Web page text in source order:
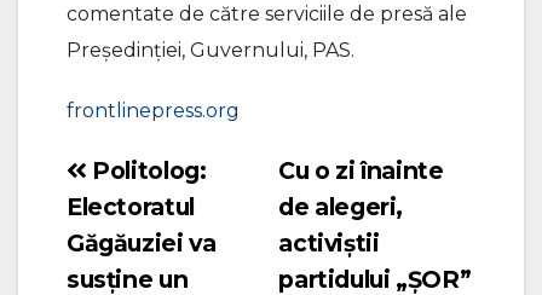
comentate de către serviciile de presă ale
Președinției, Guvernului, PAS.
frontlinepress.org
Navigare
în
articole
Cu o zi înainte
de alegeri,
activiștii
partidului „ȘOR”
Politolog:
Electoratul
Găgăuziei va
susține un